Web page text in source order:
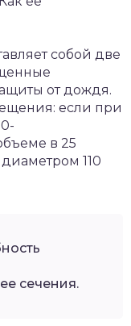
собой две
от дождя.
если при
в 25
110
сечения.